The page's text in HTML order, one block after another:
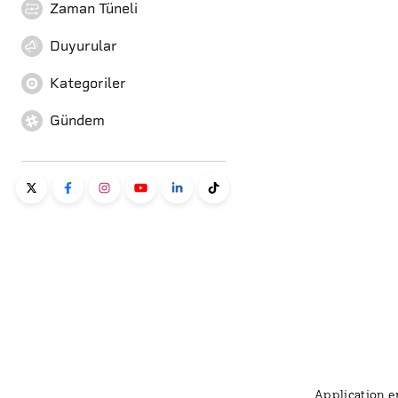
Zaman Tüneli
Duyurular
Kategoriler
Gündem
Application